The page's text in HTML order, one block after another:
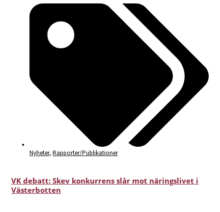
Nyheter, Rapporter/Publikationer
VK debatt: Skev konkurrens slår mot näringslivet i
Västerbotten